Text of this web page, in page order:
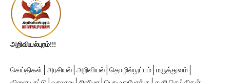
அறிவியல்புரம்!!!
விளையாட்டு | வரலாறு | சினிமா | பொழுதுபோக்கு | துளி செய்திகள்